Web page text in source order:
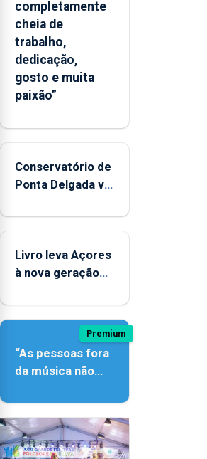
completamente
cheia de
trabalho,
dedicação,
gosto e muita
paixão”
Conservatório de
Ponta Delgada vai
novos
Livro leva Açores
à nova geração
Premium
“As pessoas fora
da música não
quão difícil é
produzir uma
música”